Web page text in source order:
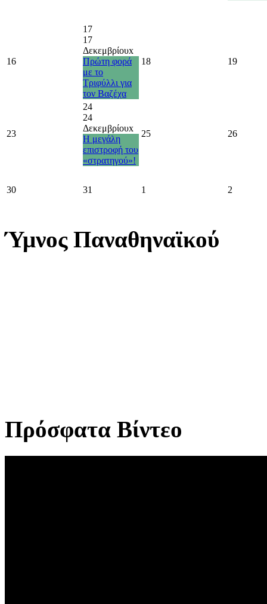
16
17
17
Δεκεμβρίουx
Πρώτη φορά
με το
Τριφύλλι για
τον Βαζέχα
18 19
23
24
24
Δεκεμβρίουx
Η μεγάλη
επιστροφή του
«στρατηγού»!
25 26
30 31 1 2
Ύμνος Παναθηναϊκού
Πρόσφατα Βίντεο